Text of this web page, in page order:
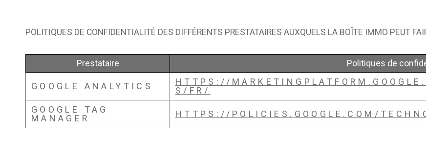
POLITIQUES DE CONFIDENTIALITÉ DES DIFFÉRENTS PRESTATAIRES AUXQUELS LA BOÎTE IMMO PEUT
Prestataire Politiques de
GOOGLE ANALYTICS
HTTPS://
S/FR/
GOOGLE TAG
MANAGER
HTTPS://POLICIES.GOOGLE.COM/